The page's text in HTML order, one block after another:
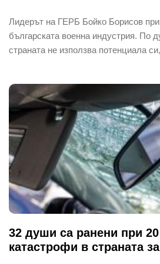
Лидерът на ГЕРБ Бойко Борисов
българската военна индустрия. По
страната не използва потенциала
32 души са ранени при
катастрофи в страната